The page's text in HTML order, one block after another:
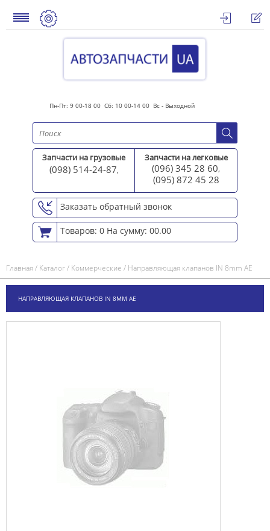
Пн-Пт: 9 00-18 00 Сб: 10 00-14 00 Вс - Выходной
Запчасти на грузовые
(098) 514-24-87,
Запчасти на легковые
(096) 345 28 60,
(095) 872 45 28
Заказать обратный звонок
Товаров: 0 На сумму: 00.00
Главная/ Каталог/ Коммерческие / Направляющая клапанов IN 8mm AE
НАПРАВЛЯЮЩАЯ КЛАПАНОВ IN 8MM AE